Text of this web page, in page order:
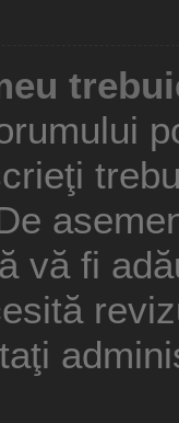
vă fi